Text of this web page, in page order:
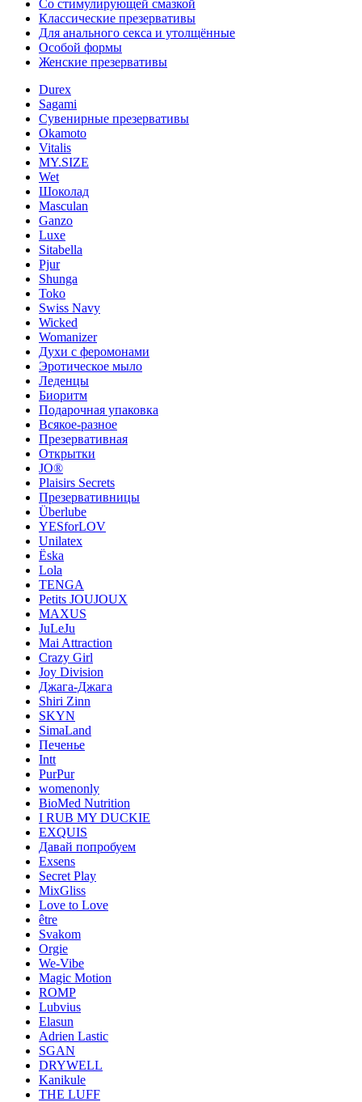
Со стимулирующей смазкой
Классические презервативы
Для анального секса и утолщённые
Особой формы
Женские презервативы
Durex
Sagami
Сувенирные презервативы
Okamoto
Vitalis
MY.SIZE
Wet
Шоколад
Masculan
Ganzo
Luxe
Sitabella
Pjur
Shunga
Toko
Swiss Navy
Wicked
Womanizer
Духи с феромонами
Эротическое мыло
Леденцы
Биоритм
Подарочная упаковка
Всякое-разное
Презервативная
Открытки
JO®
Plaisirs Secrets
Презервативницы
Überlube
YESforLOV
Unilatex
Ёska
Lola
TENGA
Petits JOUJOUX
MAXUS
JuLeJu
Mai Attraction
Crazy Girl
Joy Division
Джага-Джага
Shiri Zinn
SKYN
SimaLand
Печенье
Intt
PurPur
womenonly
BioMed Nutrition
I RUB MY DUCKIE
EXQUIS
Давай попробуем
Exsens
Secret Play
MixGliss
Love to Love
être
Svakom
Orgie
We-Vibe
Magic Motion
ROMP
Lubvius
Elasun
Adrien Lastic
SGAN
DRYWELL
Kanikule
THE LUFF